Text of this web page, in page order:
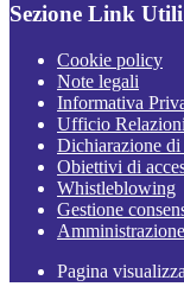
Sezione Link Utili
Cookie policy
Note legali
Informativa
Ufficio
Dichiarazione di
Obiettivi di
Whistleblowing
Gestione
Pagina